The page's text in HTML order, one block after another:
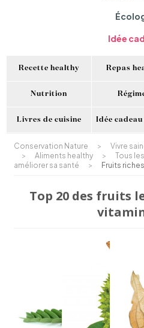
Idée
Recette healthy Repas
Nutrition
Livres de cuisine Idée
Conservation Nature > Vivre
>
Aliments healthy > Tous
améliorer sa santé
> Fruits
Top 20 des fruits